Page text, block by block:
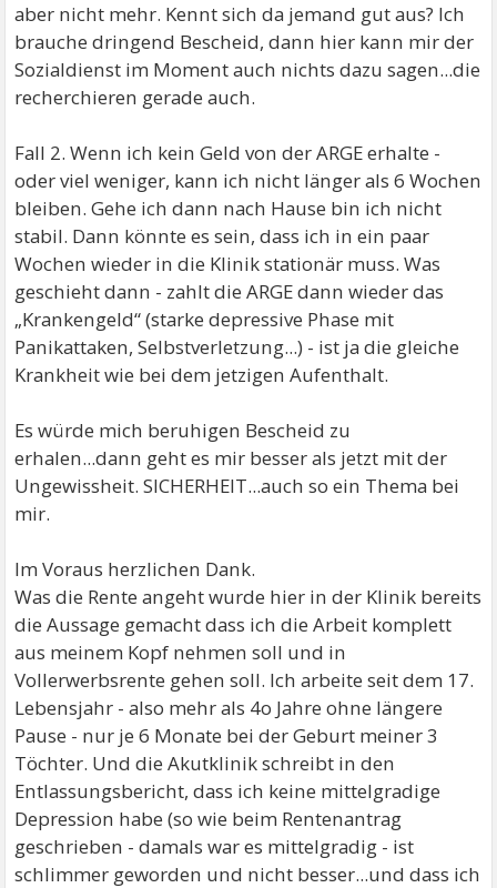
aber nicht mehr. Kennt sich da jemand gut aus? Ich
brauche dringend Bescheid, dann hier kann mir der
Sozialdienst im Moment auch nichts dazu sagen...die
recherchieren gerade auch.
Fall 2. Wenn ich kein Geld von der ARGE erhalte -
oder viel weniger, kann ich nicht länger als 6 Wochen
bleiben. Gehe ich dann nach Hause bin ich nicht
stabil. Dann könnte es sein, dass ich in ein paar
Wochen wieder in die Klinik stationär muss. Was
geschieht dann - zahlt die ARGE dann wieder das
„Krankengeld“ (starke depressive Phase mit
Panikattaken, Selbstverletzung...) - ist ja die gleiche
Krankheit wie bei dem jetzigen Aufenthalt.
Es würde mich beruhigen Bescheid zu
erhalen...dann geht es mir besser als jetzt mit der
Ungewissheit. SICHERHEIT...auch so ein Thema bei
mir.
Im Voraus herzlichen Dank.
Was die Rente angeht wurde hier in der Klinik bereits
die Aussage gemacht dass ich die Arbeit komplett
aus meinem Kopf nehmen soll und in
Vollerwerbsrente gehen soll. Ich arbeite seit dem 17.
Lebensjahr - also mehr als 4o Jahre ohne längere
Pause - nur je 6 Monate bei der Geburt meiner 3
Töchter. Und die Akutklinik schreibt in den
Entlassungsbericht, dass ich keine mittelgradige
Depression habe (so wie beim Rentenantrag
geschrieben - damals war es mittelgradig - ist
schlimmer geworden und nicht besser...und dass ich